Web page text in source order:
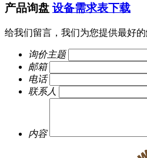
产品询盘 设备需求表下载
给我们留言，我们为您提供最好
询价主题
邮箱
电话
联系人
内容